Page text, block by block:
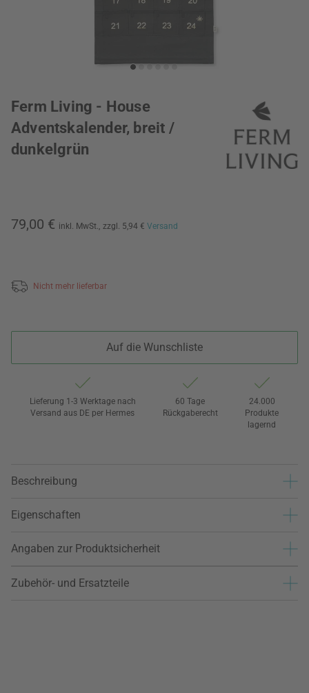
Ferm Living - House
Adventskalender, breit /
dunkelgrün
79,00 € inkl. MwSt., zzgl. 5,94 € Versand
Nicht mehr lieferbar
Auf die Wunschliste
Lieferung 1-3 Werktage nach
Versand aus DE per Hermes
60 Tage
Rückgaberecht
24.000
Produkte
lagernd
Beschreibung
Eigenschaften
Angaben zur Produktsicherheit
Zubehör- und Ersatzteile